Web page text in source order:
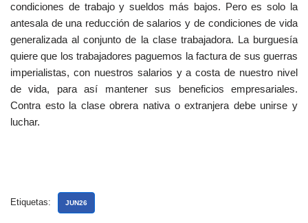
condiciones de trabajo y sueldos más bajos. Pero es solo la
antesala de una reducción de salarios y de condiciones de vida
generalizada al conjunto de la clase trabajadora. La burguesía
quiere que los trabajadores paguemos la factura de sus guerras
imperialistas, con nuestros salarios y a costa de nuestro nivel
de vida, para así mantener sus beneficios empresariales.
Contra esto la clase obrera nativa o extranjera debe unirse y
luchar.
Etiquetas: JUN26